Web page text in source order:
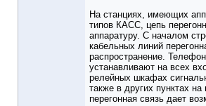
На станциях, имеющих
типов КАСС, цепь
аппаратуру. С началом
кабельных линий
распространение.
устанавливают на всех
релейных шкафах
также в других пунктах
перегонная связь дает